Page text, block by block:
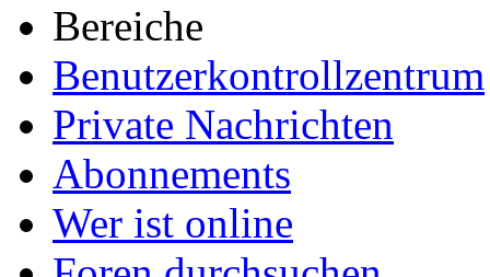
Bereiche
Benutzerkontrollzentrum
Private Nachrichten
Abonnements
Wer ist online